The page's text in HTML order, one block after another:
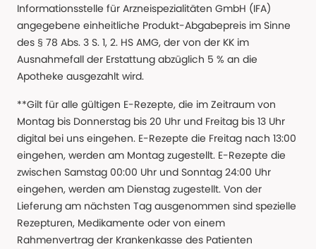
Informationsstelle für Arzneispezialitäten GmbH (IFA)
angegebene einheitliche Produkt-Abgabepreis im Sinne
des § 78 Abs. 3 S. 1, 2. HS AMG, der von der KK im
Ausnahmefall der Erstattung abzüglich 5 % an die
Apotheke ausgezahlt wird.
**Gilt für alle gültigen E-Rezepte, die im Zeitraum von
Montag bis Donnerstag bis 20 Uhr und Freitag bis 13 Uhr
digital bei uns eingehen. E-Rezepte die Freitag nach 13:00
eingehen, werden am Montag zugestellt. E-Rezepte die
zwischen Samstag 00:00 Uhr und Sonntag 24:00 Uhr
eingehen, werden am Dienstag zugestellt. Von der
Lieferung am nächsten Tag ausgenommen sind spezielle
Rezepturen, Medikamente oder von einem
Rahmenvertrag der Krankenkasse des Patienten